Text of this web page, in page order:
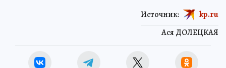
Ася ДОЛЕЦКАЯ
Источник: kp.ru